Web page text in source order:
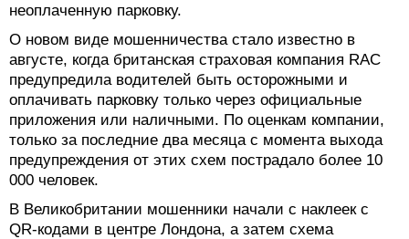
неоплаченную парковку.
О новом виде мошенничества стало известно в
августе, когда британская страховая компания RAC
предупредила водителей быть осторожными и
оплачивать парковку только через официальные
приложения или наличными. По оценкам компании,
только за последние два месяца с момента выхода
предупреждения от этих схем пострадало более 10
000 человек.
В Великобритании мошенники начали с наклеек с
QR-кодами в центре Лондона, а затем схема